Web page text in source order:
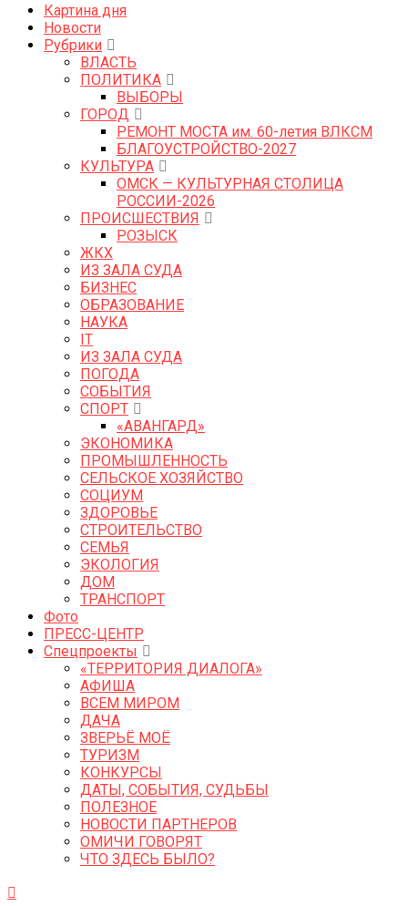
Картина дня
Новости
Рубрики
ВЛАСТЬ
ПОЛИТИКА
ВЫБОРЫ
ГОРОД
РЕМОНТ МОСТА им. 60-летия ВЛКСМ
БЛАГОУСТРОЙСТВО-2027
КУЛЬТУРА
ОМСК — КУЛЬТУРНАЯ СТОЛИЦА
РОССИИ-2026
ПРОИСШЕСТВИЯ
РОЗЫСК
ЖКХ
ИЗ ЗАЛА СУДА
БИЗНЕС
ОБРАЗОВАНИЕ
НАУКА
IT
ИЗ ЗАЛА СУДА
ПОГОДА
СОБЫТИЯ
СПОРТ
«АВАНГАРД»
ЭКОНОМИКА
ПРОМЫШЛЕННОСТЬ
СЕЛЬСКОЕ ХОЗЯЙСТВО
СОЦИУМ
ЗДОРОВЬЕ
СТРОИТЕЛЬСТВО
СЕМЬЯ
ЭКОЛОГИЯ
ДОМ
ТРАНСПОРТ
Фото
ПРЕСС-ЦЕНТР
Спецпроекты
«ТЕРРИТОРИЯ ДИАЛОГА»
АФИША
ВСЕМ МИРОМ
ДАЧА
ЗВЕРЬЁ МОЁ
ТУРИЗМ
КОНКУРСЫ
ДАТЫ, СОБЫТИЯ, СУДЬБЫ
ПОЛЕЗНОЕ
НОВОСТИ ПАРТНЕРОВ
ОМИЧИ ГОВОРЯТ
ЧТО ЗДЕСЬ БЫЛО?